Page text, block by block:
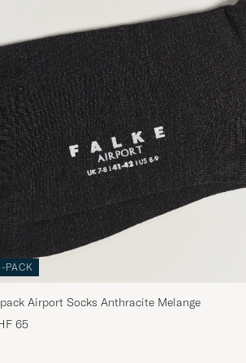
PACK
Airport Socks Anthracite Melange
65